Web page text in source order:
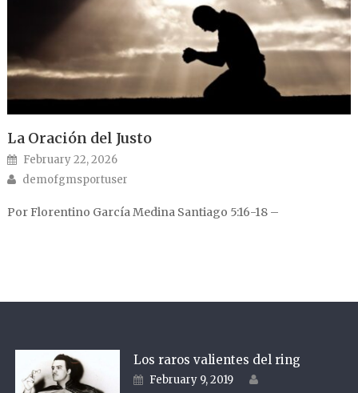
La Oración del Justo
Posted on
February 22, 2026
Author
demofgmsportuser
Por Florentino García Medina Santiago 5:16-18 –
Los raros valientes del ring
Posted on
February 9, 2019